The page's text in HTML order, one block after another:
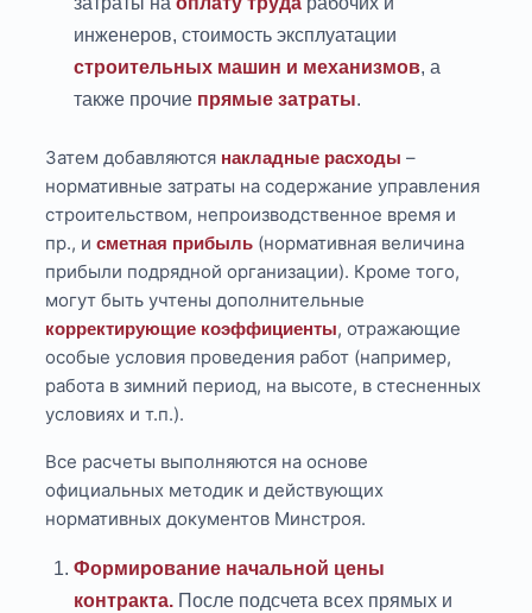
инженеров, стоимость эксплуатации
строительных машин и механизмов, а
также прочие прямые затраты.
Затем добавляются накладные расходы –
нормативные затраты на содержание управления
строительством, непроизводственное время и
пр., исметная прибыль (нормативная величина
прибыли подрядной организации). Кроме того,
могут быть учтены дополнительные
корректирующие коэффициенты, отражающие
особые условия проведения работ (например,
работа в зимний период, на высоте, в стесненных
условиях и т.п.).
Все расчеты выполняются на основе
официальных методик и действующих
нормативных документов Минстроя.
Формирование начальной цены
контракта. После подсчета всех прямых и